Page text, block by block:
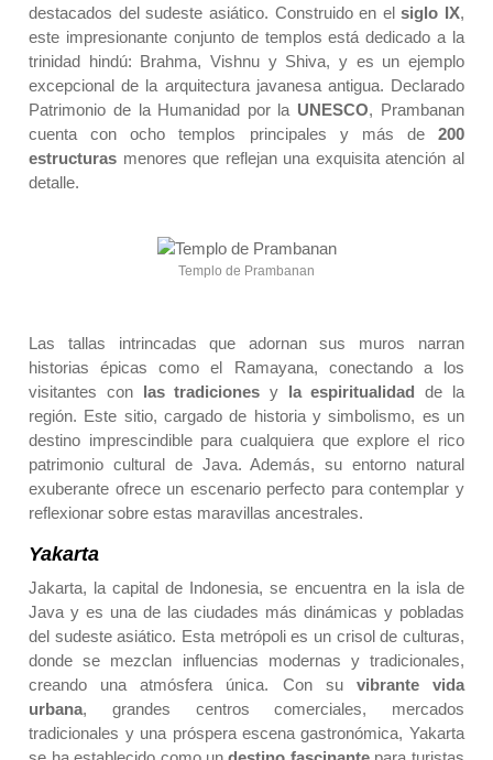
destacados del sudeste asiático. Construido en elsiglo IX,
este impresionante conjunto de templos está dedicado a la
trinidad hindú: Brahma, Vishnu y Shiva, y es un ejemplo
excepcional de la arquitectura javanesa antigua. Declarado
Patrimonio de la Humanidad por la UNESCO, Prambanan
cuenta con ocho templos principales y más de 200
estructuras menores que reflejan una exquisita atención al
detalle.
Templo de Prambanan
Las tallas intrincadas que adornan sus muros narran
historias épicas como el Ramayana, conectando a los
visitantes con las tradiciones y la espiritualidad de la
región. Este sitio, cargado de historia y simbolismo, es un
destino imprescindible para cualquiera que explore el rico
patrimonio cultural de Java. Además, su entorno natural
exuberante ofrece un escenario perfecto para contemplar y
reflexionar sobre estas maravillas ancestrales.
Yakarta
Jakarta, la capital de Indonesia, se encuentra en la isla de
Java y es una de las ciudades más dinámicas y pobladas
del sudeste asiático. Esta metrópoli es un crisol de culturas,
donde se mezclan influencias modernas y tradicionales,
creando una atmósfera única. Con su vibrante vida
urbana, grandes centros comerciales, mercados
tradicionales y una próspera escena gastronómica, Yakarta